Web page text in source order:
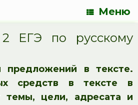
Меню
ЕГЭ по русскому
предложений в тексте.
средств в тексте в
темы, цели, адресата и